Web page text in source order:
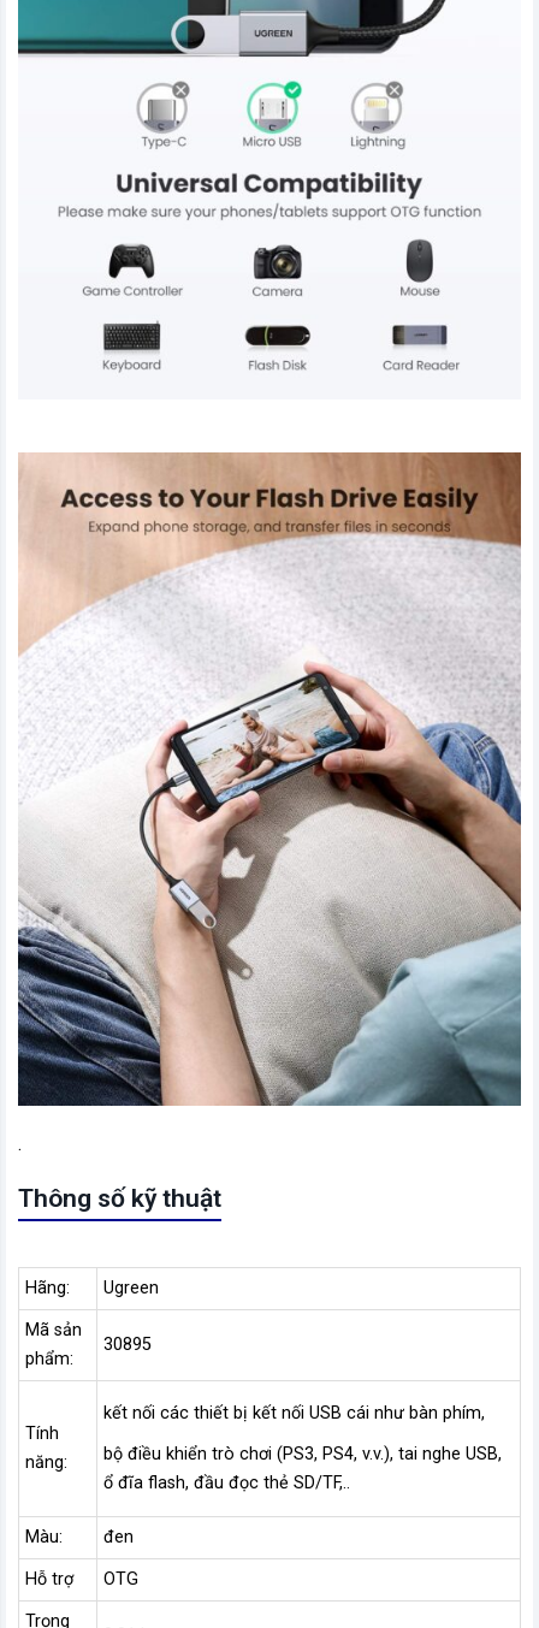
.
Thông số kỹ thuật
Hãng: Ugreen
Mã sản
phẩm:
30895
Tính
năng:
kết nối các thiết bị kết nối USB cái như bàn phím,
bộ điều khiển trò chơi (PS3, PS4, v.v.), tai nghe USB,
ổ đĩa flash, đầu đọc thẻ SD/TF,..
Màu: đen
Hỗ trợ OTG
Trọng